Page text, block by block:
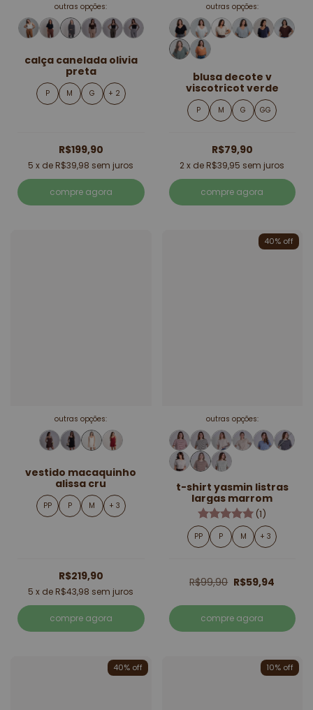
outras opções:
calça canelada olivia
preta
P M G + 2
R$199,90
5 x de R$39,98 sem juros
compre agora
outras opções:
blusa decote v
viscotricot verde
P M G GG
R$79,90
2x de R$39,95 sem juros
compre agora
outras opções:
vestido macaquinho
alissa cru
PP P M + 3
R$219,90
5 x de R$43,98 sem juros
compre agora
40% off
outras opções:
t-shirt yasmin listras
largas marrom
(1)
PP P M + 3
R$99,90 R$59,94
compre agora
40% off 10% off